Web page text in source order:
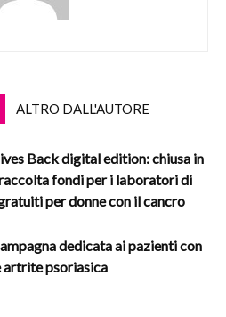
ALTRO DALL'AUTORE
Back digital edition: chiusa in
fondi per i laboratori di
per donne con il cancro
dedicata ai pazienti con
artrite psoriasica